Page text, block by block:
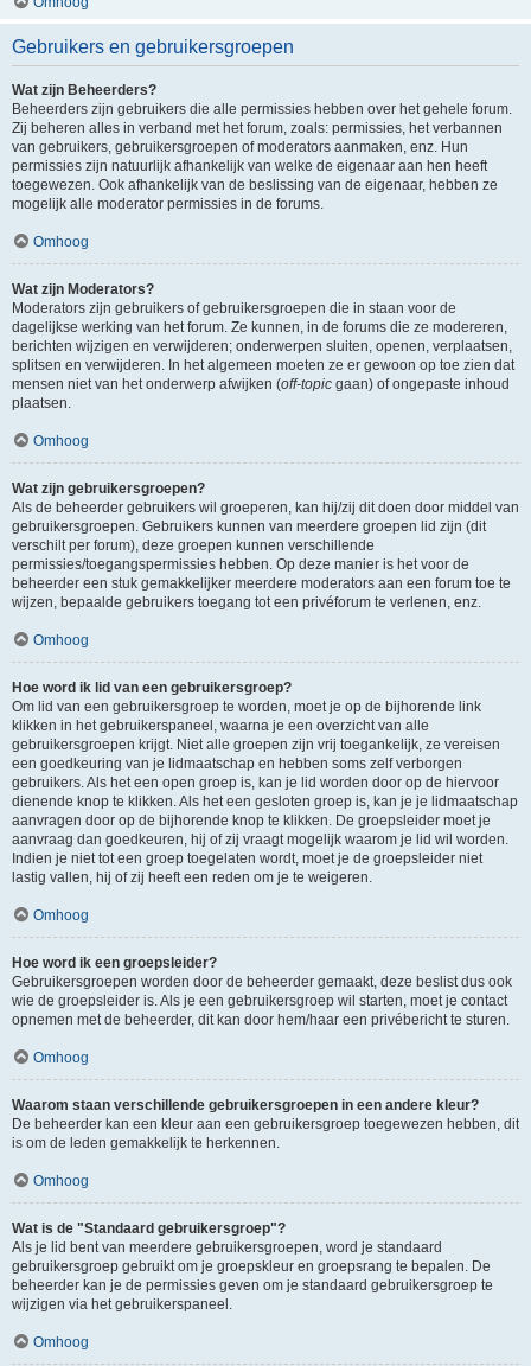
Gebruikers en gebruikersgroepen
Wat zijn Beheerders?
Beheerders zijn gebruikers die alle permissies hebben over het gehele forum.
Zij beheren alles in verband met het forum, zoals: permissies, het verbannen
van gebruikers, gebruikersgroepen of moderators aanmaken, enz. Hun
permissies zijn natuurlijk afhankelijk van welke de eigenaar aan hen heeft
toegewezen. Ook afhankelijk van de beslissing van de eigenaar, hebben ze
mogelijk alle moderator permissies in de forums.
Omhoog
Wat zijn Moderators?
Moderators zijn gebruikers of gebruikersgroepen die in staan voor de
dagelijkse werking van het forum. Ze kunnen, in de forums die ze modereren,
berichten wijzigen en verwijderen; onderwerpen sluiten, openen, verplaatsen,
splitsen en verwijderen. In het algemeen moeten ze er gewoon op toe zien dat
mensen niet van het onderwerp afwijken (off-topic gaan) of ongepaste inhoud
plaatsen.
Omhoog
Wat zijn gebruikersgroepen?
Als de beheerder gebruikers wil groeperen, kan hij/zij dit doen door middel van
gebruikersgroepen. Gebruikers kunnen van meerdere groepen lid zijn (dit
verschilt per forum), deze groepen kunnen verschillende
permissies/toegangspermissies hebben. Op deze manier is het voor de
beheerder een stuk gemakkelijker meerdere moderators aan een forum toe te
wijzen, bepaalde gebruikers toegang tot een privéforum te verlenen, enz.
Omhoog
Hoe word ik lid van een gebruikersgroep?
Om lid van een gebruikersgroep te worden, moet je op de bijhorende link
klikken in het gebruikerspaneel, waarna je een overzicht van alle
gebruikersgroepen krijgt. Niet alle groepen zijn vrij toegankelijk, ze vereisen
een goedkeuring van je lidmaatschap en hebben soms zelf verborgen
gebruikers. Als het een open groep is, kan je lid worden door op de hiervoor
dienende knop te klikken. Als het een gesloten groep is, kan je je lidmaatschap
aanvragen door op de bijhorende knop te klikken. De groepsleider moet je
aanvraag dan goedkeuren, hij of zij vraagt mogelijk waarom je lid wil worden.
Indien je niet tot een groep toegelaten wordt, moet je de groepsleider niet
lastig vallen, hij of zij heeft een reden om je te weigeren.
Omhoog
Hoe word ik een groepsleider?
Gebruikersgroepen worden door de beheerder gemaakt, deze beslist dus ook
wie de groepsleider is. Als je een gebruikersgroep wil starten, moet je contact
opnemen met de beheerder, dit kan door hem/haar een privébericht te sturen.
Omhoog
Waarom staan verschillende gebruikersgroepen in een andere kleur?
De beheerder kan een kleur aan een gebruikersgroep toegewezen hebben, dit
is om de leden gemakkelijk te herkennen.
Omhoog
Wat is de "Standaard gebruikersgroep"?
Als je lid bent van meerdere gebruikersgroepen, word je standaard
gebruikersgroep gebruikt om je groepskleur en groepsrang te bepalen. De
beheerder kan je de permissies geven om je standaard gebruikersgroep te
wijzigen via het gebruikerspaneel.
Omhoog